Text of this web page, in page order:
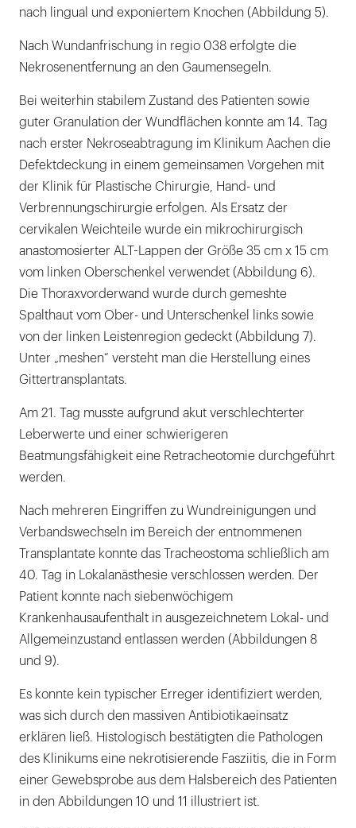
nach lingual und exponiertem Knochen (Abbildung 5).
Nach Wundanfrischung in regio 038 erfolgte die
Nekrosenentfernung an den Gaumensegeln.
Bei weiterhin stabilem Zustand des Patienten sowie
guter Granulation der Wundflächen konnte am 14. Tag
nach erster Nekroseabtragung im Klinikum Aachen die
Defektdeckung in einem gemeinsamen Vorgehen mit
der Klinik für Plastische Chirurgie, Hand- und
Verbrennungschirurgie erfolgen. Als Ersatz der
cervikalen Weichteile wurde ein mikrochirurgisch
anastomosierter ALT-Lappen der Größe 35 cm x 15 cm
vom linken Oberschenkel verwendet (Abbildung 6).
Die Thoraxvorderwand wurde durch gemeshte
Spalthaut vom Ober- und Unterschenkel links sowie
von der linken Leistenregion gedeckt (Abbildung 7).
Unter „meshen“ versteht man die Herstellung eines
Gittertransplantats.
Am 21. Tag musste aufgrund akut verschlechterter
Leberwerte und einer schwierigeren
Beatmungsfähigkeit eine Retracheotomie durchgeführt
werden.
Nach mehreren Eingriffen zu Wundreinigungen und
Verbandswechseln im Bereich der entnommenen
Transplantate konnte das Tracheostoma schließlich am
40. Tag in Lokalanästhesie verschlossen werden. Der
Patient konnte nach siebenwöchigem
Krankenhausaufenthalt in ausgezeichnetem Lokal- und
Allgemeinzustand entlassen werden (Abbildungen 8
und 9).
Es konnte kein typischer Erreger identifiziert werden,
was sich durch den massiven Antibiotikaeinsatz
erklären ließ. Histologisch bestätigten die Pathologen
des Klinikums eine nekrotisierende Fasziitis, die in Form
einer Gewebsprobe aus dem Halsbereich des Patienten
in den Abbildungen 10 und 11 illustriert ist.